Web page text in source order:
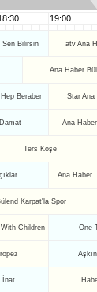
19:00
Sen Bilirsin atv Ana
Ana Haber
Beraber Star Ana
Ana
Ters Köşe
Ana Haber
Karpat'la Spor
Children One
İnat